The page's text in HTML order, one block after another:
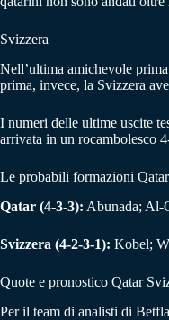
Svizzera
Nell’ultima amichevole
prima, invece, la Svizzera
I numeri delle ultime uscite
arrivata in un rocambolesco
Le probabili formazioni
Qatar (4-3-3): Abunada; Al-
Svizzera (4-2-3-1): Kobel;
Quote e pronostico Qatar
Per il team di analisti di